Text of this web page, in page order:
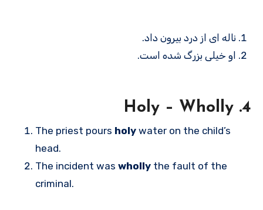
ناله ای از درد بیرون داد.
او خیلی بزرگ شده است.
4. Holy – Wholly
The priest pours holy water on the child’s
head.
The incident was wholly the fault of the
criminal.